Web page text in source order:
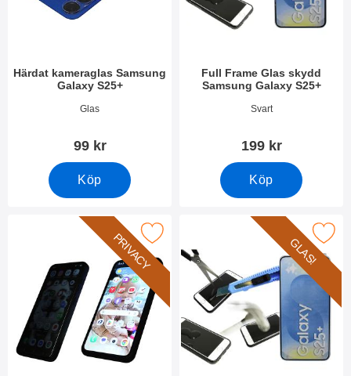
Härdat kameraglas Samsung
Galaxy S25+
Glas
99 kr
Köp
Full Frame Glas skydd
Samsung Galaxy S25+
Art. nr 52643Svart
199 kr
Köp
PRIVACY
Skärmskydd av härdat glas Samsung Galaxy S25+ som
GLAS!
Makera härdat glas Samsung